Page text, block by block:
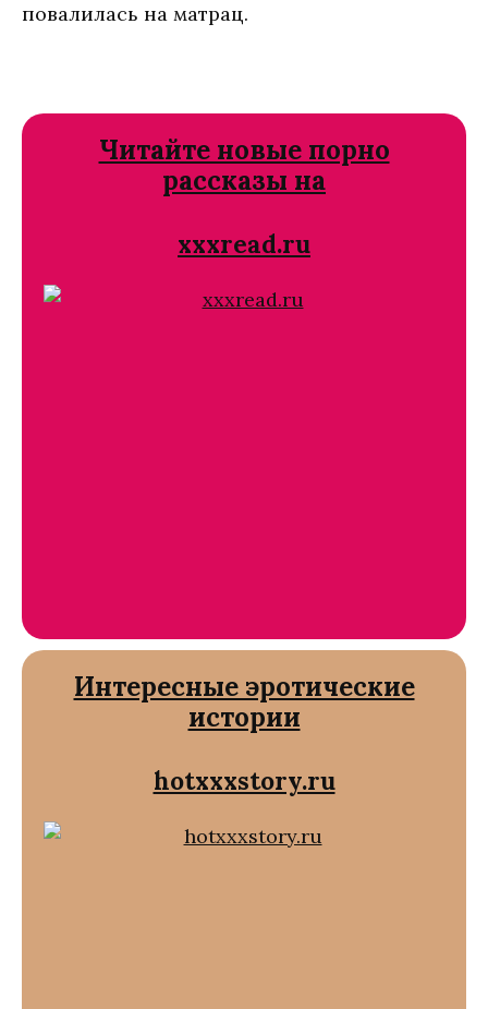
повалилась на матрац.
Читайте новые порно
рассказы на
xxxread.ru
Интересные эротические
истории
hotxxxstory.ru